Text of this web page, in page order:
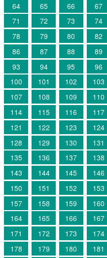
64
65 66 67
71
72 73 74
78
79 80 82
86
87 88 89
93
94 95 96
100
101 102 103
107
108 109 110
114
115 116 117
121
122 123 124
128
129 130 131
135
136 137 138
143
144 145 146
150
151 152 153
157
158 159 160
164
165 166 167
171
172 173 174
178
179 180 181